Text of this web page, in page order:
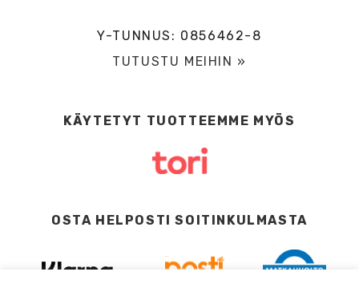
Y-TUNNUS: 0856462-8
TUTUSTU MEIHIN »
KÄYTETYT TUOTTEEMME MYÖS
OSTA HELPOSTI SOITINKULMASTA